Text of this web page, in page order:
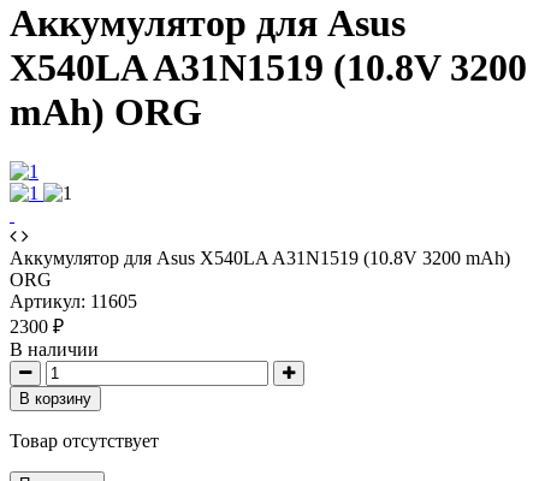
Аккумулятор для Asus
X540LA A31N1519 (10.8V 3200
mAh) ORG
Аккумулятор для Asus X540LA A31N1519 (10.8V 3200 mAh)
ORG
Артикул: 11605
2300 ₽
В наличии
В корзину
Товар отсутствует